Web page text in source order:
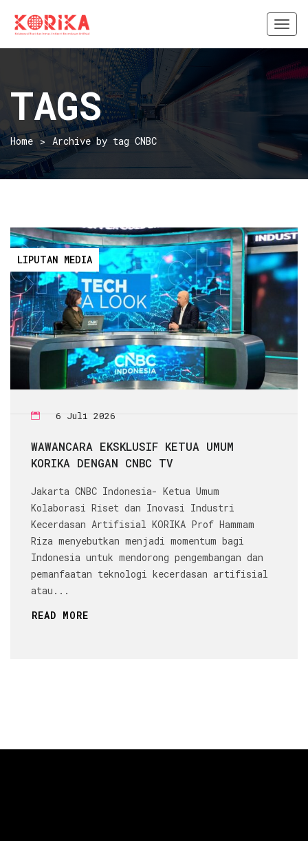
TAGS
Home Archive by tag CNBC
LIPUTAN MEDIA
6 Juli 2026
WAWANCARA EKSKLUSIF KETUA UMUM
KORIKA DENGAN CNBC TV
Jakarta CNBC Indonesia- Ketua Umum
Kolaborasi Riset dan Inovasi Industri
Kecerdasan Artifisial KORIKA Prof Hammam
Riza menyebutkan menjadi momentum bagi
Indonesia untuk mendorong pengembangan dan
pemanfaatan teknologi kecerdasan artifisial
atau...
READ MORE